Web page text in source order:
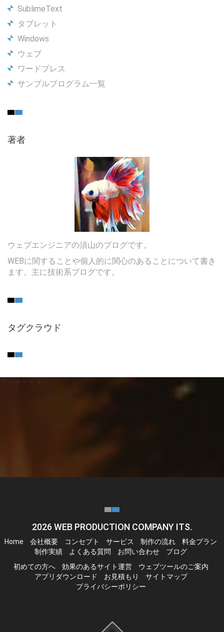
SublimeText
タブレット
Windows
ウェブ
ワードプレス
サンプルプログラム一覧
著者
ウェブエンジニアの須山のブログです。
WEBに関することや個人的に関心のあることについて書き
ます。主に技術系ブログです。
タグクラウド
フッターイメージ
2026 WEB PRODUCTION COMPANY ITS.
Home 会社概要 コンセプト サービス 制作の流れ
料金プラン
制作実績
よくある質問 お問い合わせ
ブログ
初めての方へ
効果のあるサイト運営
ウェブツールのご案内
アプリダウンロード
お見積もり
サイトマップ
プライバシーポリシー